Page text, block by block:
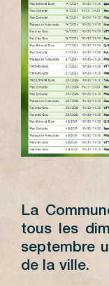
La
tous les
septembre
de la ville.